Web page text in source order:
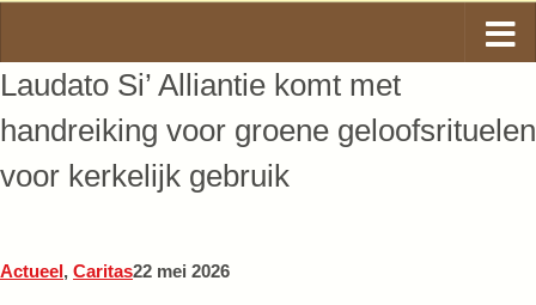
Laudato Si’ Alliantie komt met
handreiking voor groene geloofsrituelen
voor kerkelijk gebruik
Actueel, Caritas22 mei 2026